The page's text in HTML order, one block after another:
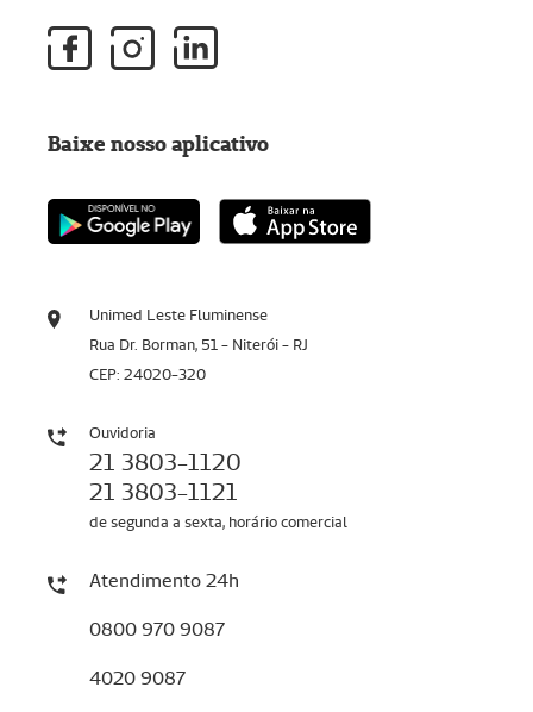
Unimed Leste Fluminense
Rua Dr. Borman, 51 - Niterói - RJ
CEP: 24020-320
Ouvidoria
21 3803-1120
21 3803-1121
de segunda a sexta, horário comercial
Atendimento 24h
0800 970 9087
4020 9087
Baixe nosso aplicativo